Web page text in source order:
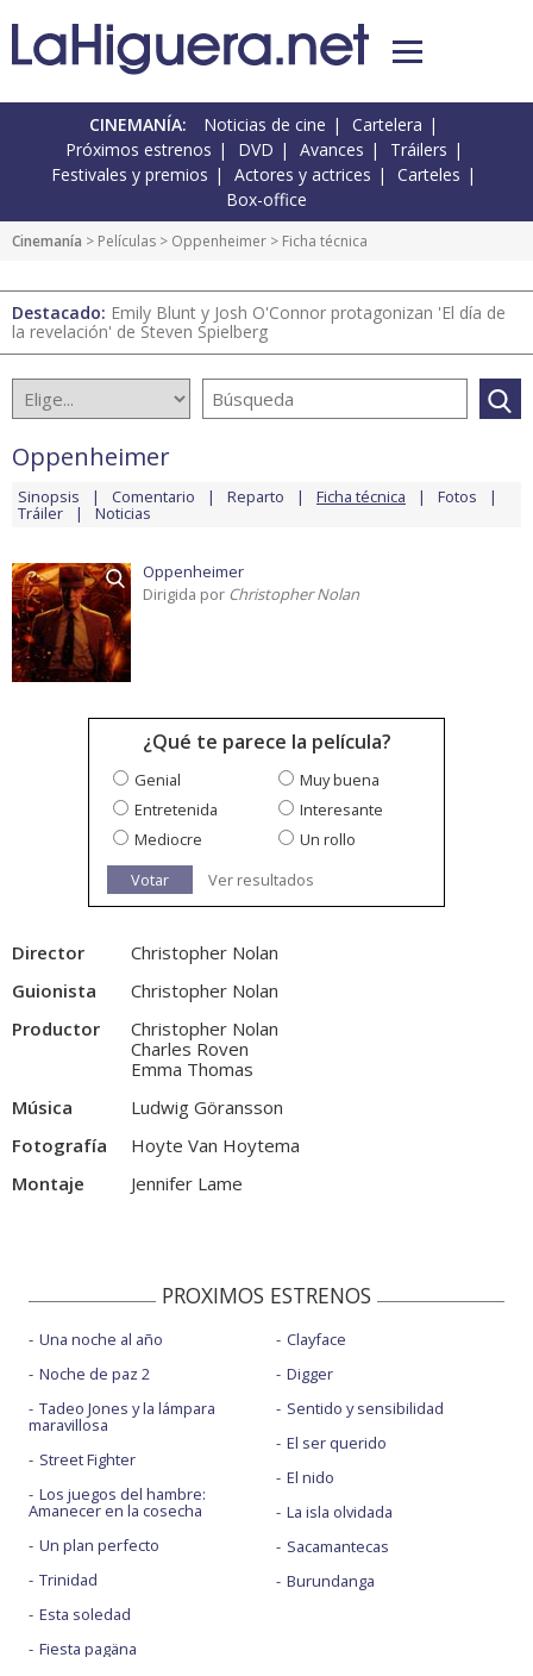
CINEMANÍA: Noticias de cine
Cartelera
Próximos estrenos
DVD Avances
Tráilers
Festivales y premios
Actores y actrices
Carteles
Box-office
Cinemanía > Películas > Oppenheimer > Ficha técnica
Destacado: Emily Blunt y Josh O'Connor protagonizan 'El día de
la revelación' de Steven Spielberg
Oppenheimer
Sinopsis Comentario Reparto Ficha técnica Fotos
Tráiler Noticias
Oppenheimer
Dirigida por Christopher Nolan
¿Qué te parece la película?
Genial
Muy buena
Entretenida
Interesante
Mediocre
Un rollo
Votar
Ver resultados
Director
Christopher Nolan
Guionista
Christopher Nolan
Productor
Christopher Nolan
Charles Roven
Emma Thomas
Música
Ludwig Göransson
Fotografía
Hoyte Van Hoytema
Montaje
Jennifer Lame
PROXIMOS ESTRENOS
Una noche al año
Noche de paz 2
Tadeo Jones y la lámpara
maravillosa
Street Fighter
Los juegos del hambre:
Amanecer en la cosecha
Un plan perfecto
Trinidad
Esta soledad
Fiesta pagäna
Clayface
Digger
Sentido y sensibilidad
El ser querido
El nido
La isla olvidada
Sacamantecas
Burundanga